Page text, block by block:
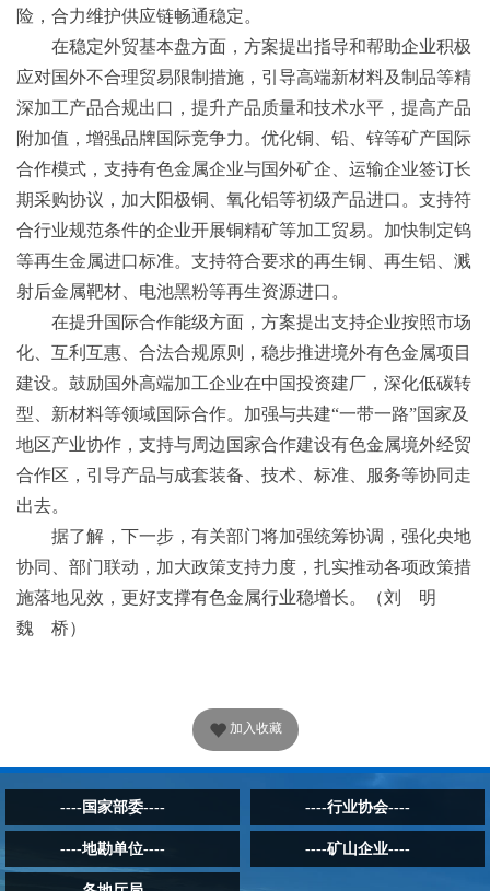
险，合力维护供应链畅通稳定。
在稳定外贸基本盘方面，方案提出指导和帮助企业积极
应对国外不合理贸易限制措施，引导高端新材料及制品等精
深加工产品合规出口，提升产品质量和技术水平，提高产品
附加值，增强品牌国际竞争力。优化铜、铅、锌等矿产国际
合作模式，支持有色金属企业与国外矿企、运输企业签订长
期采购协议，加大阳极铜、氧化铝等初级产品进口。支持符
合行业规范条件的企业开展铜精矿等加工贸易。加快制定钨
等再生金属进口标准。支持符合要求的再生铜、再生铝、溅
射后金属靶材、电池黑粉等再生资源进口。
在提升国际合作能级方面，方案提出支持企业按照市场
化、互利互惠、合法合规原则，稳步推进境外有色金属项目
建设。鼓励国外高端加工企业在中国投资建厂，深化低碳转
型、新材料等领域国际合作。加强与共建“一带一路”国家及
地区产业协作，支持与周边国家合作建设有色金属境外经贸
合作区，引导产品与成套装备、技术、标准、服务等协同走
出去。
据了解，下一步，有关部门将加强统筹协调，强化央地
协同、部门联动，加大政策支持力度，扎实推动各项政策措
施落地见效，更好支撑有色金属行业稳增长。（刘 明
魏 桥）
加入收藏
----国家部委---- ----行业协会----
----地勘单位---- ----矿山企业----